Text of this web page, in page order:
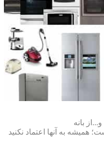
بانه
همیشه به آنها اعتماد نکنید